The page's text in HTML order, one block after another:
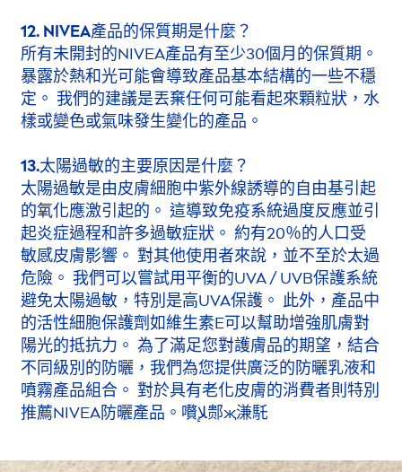
12. NIVEA產品的保質期是什麼？
所有未開封的NIVEA產品有至少30個月的保質期。
暴露於熱和光可能會導致產品基本結構的一些不穩
定。 我們的建議是丟棄任何可能看起來顆粒狀，水
樣或變色或氣味發生變化的產品。
13.太陽過敏的主要原因是什麼？
太陽過敏是由皮膚細胞中紫外線誘導的自由基引起
的氧化應激引起的。 這導致免疫系統過度反應並引
起炎症過程和許多過敏症狀。 約有20％的人口受
敏感皮膚影響。 對其他使用者來說，並不至於太過
危險。 我們可以嘗試用平衡的UVA / UVB保護系統
避免太陽過敏，特別是高UVA保護。 此外，產品中
的活性細胞保護劑如維生素E可以幫助增強肌膚對
陽光的抵抗力。 為了滿足您對護膚品的期望，結合
不同級別的防曬，我們為您提供廣泛的防曬乳液和
噴霧產品組合。 對於具有老化皮膚的消費者則特別
推薦NIVEA 防曬產品。嚽ﻺ䣒җ溓馲